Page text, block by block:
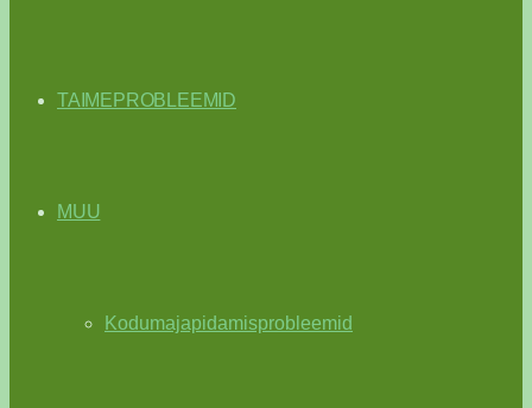
TAIMEPROBLEEMID
MUU
Kodumajapidamisprobleemid